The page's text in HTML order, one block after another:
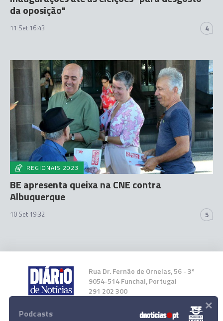
da oposição"
11 Set 16:43 4
REGIONAIS 2023
BE apresenta queixa na CNE contra
Albuquerque
10 Set 19:32 5
Rua Dr. Fernão de Ornelas, 56 - 3º
9054-514 Funchal, Portugal
291 202 300
Instale a nossa App
Podcasts ×